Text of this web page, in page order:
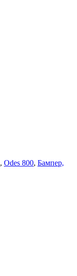
, Odes 800, Бампер,